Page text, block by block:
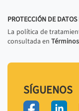
PROTECCIÓN DE
La política de
consultada en
SÍGUENOS